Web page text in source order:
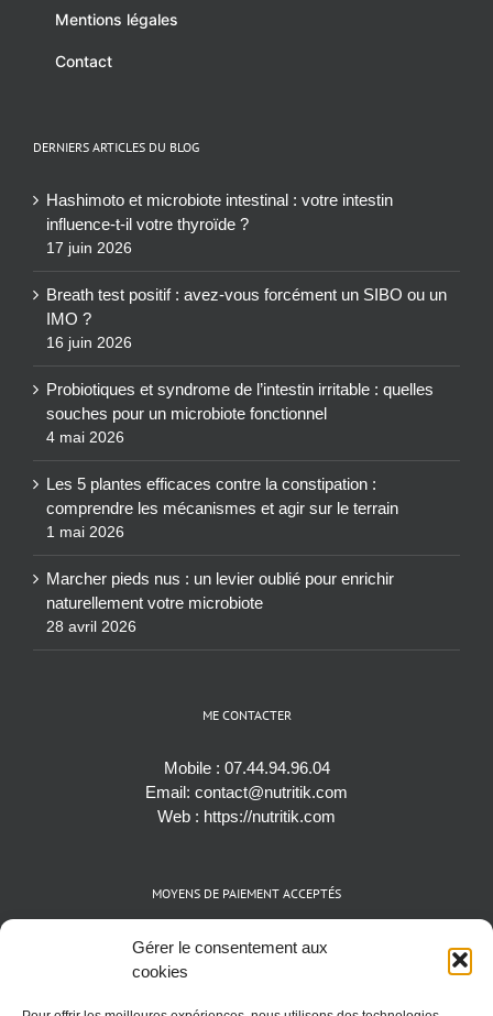
Gérer le consentement aux
cookies
Mentions légales
Contact
DERNIERS ARTICLES DU BLOG
Hashimoto et microbiote intestinal : votre intestin
influence-t-il votre thyroïde ?
17 juin 2026
Breath test positif : avez-vous forcément un SIBO ou un
IMO ?
16 juin 2026
Probiotiques et syndrome de l’intestin irritable : quelles
souches pour un microbiote fonctionnel
4 mai 2026
Les 5 plantes efficaces contre la constipation :
comprendre les mécanismes et agir sur le terrain
1 mai 2026
Marcher pieds nus : un levier oublié pour enrichir
naturellement votre microbiote
28 avril 2026
ME CONTACTER
Mobile : 07.44.94.96.04
Email: contact@nutritik.com
Web : https://nutritik.com
MOYENS DE PAIEMENT ACCEPTÉS
Espèces (EUR)
Cartes bancaires (VISA, Mastercard et AMEX)